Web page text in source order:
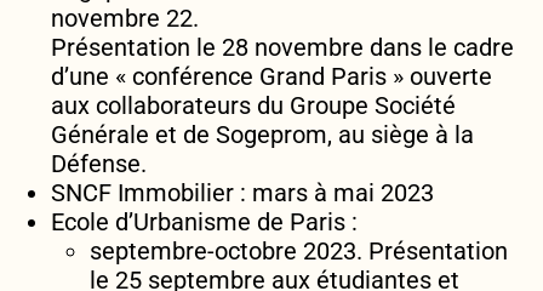
novembre 22.
Présentation le 28 novembre dans le cadre
d’une « conférence Grand Paris » ouverte
aux collaborateurs du Groupe Société
Générale et de Sogeprom, au siège à la
Défense.
SNCF Immobilier : mars à mai 2023
Ecole d’Urbanisme de Paris :
septembre-octobre 2023. Présentation
le 25 septembre aux étudiantes et